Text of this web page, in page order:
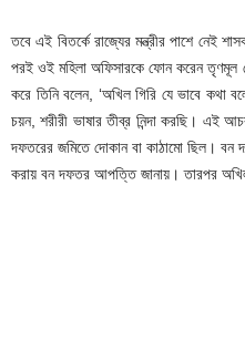
তবে এই বিতর্কে রাজ্যের মন্ত্রীর পাশে নেই
পরই ওই মহিলা অফিসারকে ফোন করেন তৃণমূল
করে তিনি বলেন, ‘অখিল গিরি যে ভাবে কথা
চয়ন, শরীরী ভাষার তীব্র নিন্দা করছি।
দফতরের জমিতে দোকান বা কাঠামো ছিল।
করায় বন দফতর আপত্তি জানায়। তারপর অখিল